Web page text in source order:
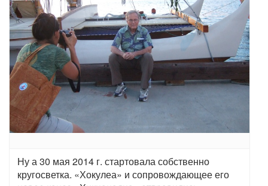
Ну а 30 мая 2014 г. стартовала собственно
кругосветка. «Хокулеа» и сопровождающее его